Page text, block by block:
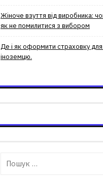
Жіноче взуття від виробника:
як не помилитися з вибором
Де і як оформити страховку для
іноземцю.